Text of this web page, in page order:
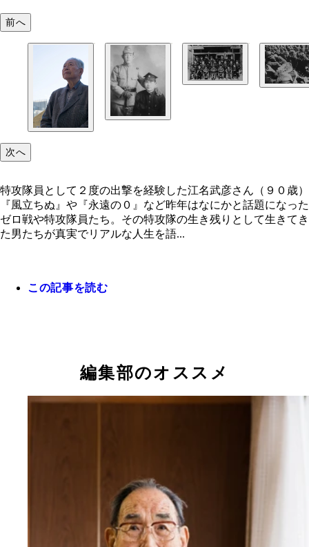
前へ
次へ
特攻隊員として２度の出撃を経験した江名武彦さん（９０歳）
『風立ちぬ』や『永遠の０』など昨年はなにかと話題になった
ゼロ戦や特攻隊員たち。その特攻隊の生き残りとして生きてき
た男たちが真実でリアルな人生を語...
この記事を読む
編集部のオススメ